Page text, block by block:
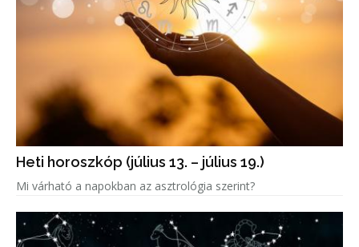
Heti horoszkóp (július 13. – július 19.)
Mi várható a napokban az asztrológia szerint?